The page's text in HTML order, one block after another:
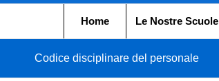
Home Le Nostre Scuole
Codice disciplinare del personale